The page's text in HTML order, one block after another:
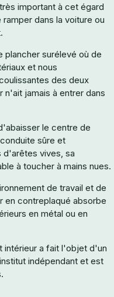
important à cet égard
dans la voiture ou
plancher surélevé où de
et nous
des deux
jamais à entrer dans
le centre de
sûre et
vives, sa
à toucher à mains nues.
de travail et de
en contreplaqué absorbe
en métal ou en
intérieur a fait l'objet d'un
indépendant et est